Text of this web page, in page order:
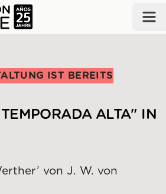
SPRINGEN
IST BEREITS
ALTA" IN
von J. W. von